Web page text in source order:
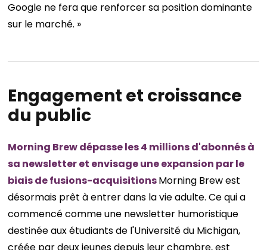
Google ne fera que renforcer sa position dominante
sur le marché. »
Engagement et croissance
du public
Morning Brew dépasse les 4 millions d'abonnés à
sa newsletter et envisage une expansion par le
biais de fusions-acquisitionsMorning Brew est
désormais prêt à entrer dans la vie adulte. Ce qui a
commencé comme une newsletter humoristique
destinée aux étudiants de l'Université du Michigan,